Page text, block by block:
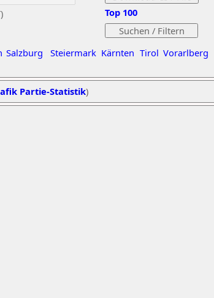
Salzburg Steiermark Kärnten Tirol Vorarlberg
Top 100
Partie-Statistik)